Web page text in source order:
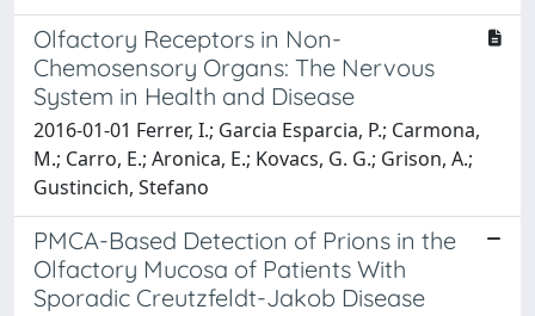
Olfactory Receptors in Non-
Chemosensory Organs: The Nervous
System in Health and Disease
2016-01-01 Ferrer, I.; Garcia Esparcia, P.; Carmona,
M.; Carro, E.; Aronica, E.; Kovacs, G. G.; Grison, A.;
Gustincich, Stefano
PMCA-Based Detection of Prions in the
Olfactory Mucosa of Patients With
Sporadic Creutzfeldt-Jakob Disease